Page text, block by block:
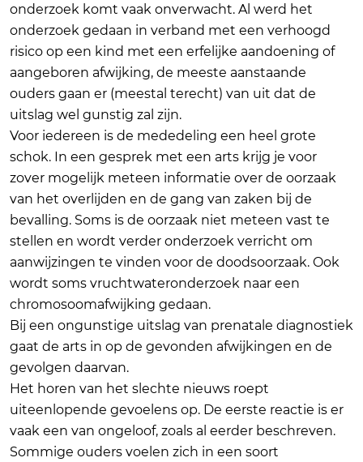
onderzoek komt vaak onverwacht. Al werd het
onderzoek gedaan in verband met een verhoogd
risico op een kind met een erfelijke aandoening of
aangeboren afwijking, de meeste aanstaande
ouders gaan er (meestal terecht) van uit dat de
uitslag wel gunstig zal zijn.
Voor iedereen is de mededeling een heel grote
schok. In een gesprek met een arts krijg je voor
zover mogelijk meteen informatie over de oorzaak
van het overlijden en de gang van zaken bij de
bevalling. Soms is de oorzaak niet meteen vast te
stellen en wordt verder onderzoek verricht om
aanwijzingen te vinden voor de doodsoorzaak. Ook
wordt soms vruchtwateronderzoek naar een
chromosoomafwijking gedaan.
Bij een ongunstige uitslag van prenatale diagnostiek
gaat de arts in op de gevonden afwijkingen en de
gevolgen daarvan.
Het horen van het slechte nieuws roept
uiteenlopende gevoelens op. De eerste reactie is er
vaak een van ongeloof, zoals al eerder beschreven.
Sommige ouders voelen zich in een soort